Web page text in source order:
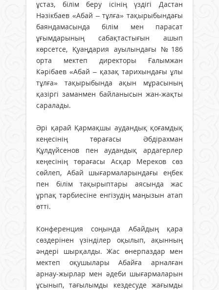
ұстаз, білім беру ісінің үздігі Дастан
Нәзікбаев «Абай – тұлға» тақырыбындағы
баяндамасында білім мен парасат
ұғымдарының сабақтастығын ашып
көрсетсе, Қуаңдария ауылындағы №186
орта мектеп директоры Ғалымжан
Кәрібаев «Абай – қазақ тарихындағы ұлы
тұлға» тақырыбында ақын мұрасының
қазіргі заманмен байланысын жан-жақты
саралады.
Әрі қарай Қармақшы аудандық қоғамдық
кеңесінің төрағасы Әбдірахман
Құлдүйсенов пен аудандық ардагерлер
кеңесінің төрағасы Асқар Мереков сөз
сөйлеп, Абай шығармаларындағы еңбек
пен білім тақырыптары аясында жас
ұрпақ тәрбиесіне енгізудің маңызын атап
өтті.
Конференция соңында Абайдың қара
сөздерінен үзінділер оқылып, ақынның
әндері шырқалды. Жас өнерпаздар мен
мектеп оқушылары Абайға арналған
арнау-жырлар мен әдеби шығармаларын
ұсынып, тағылымды кездесуде жағымды